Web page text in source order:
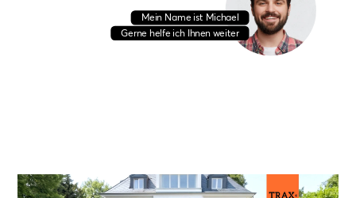
Mein Name ist Michae
Gerne he fe ich hnen weiter